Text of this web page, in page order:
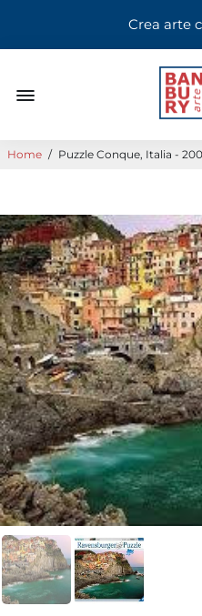
Crea arte
Home / Puzzle Conque, Italia -